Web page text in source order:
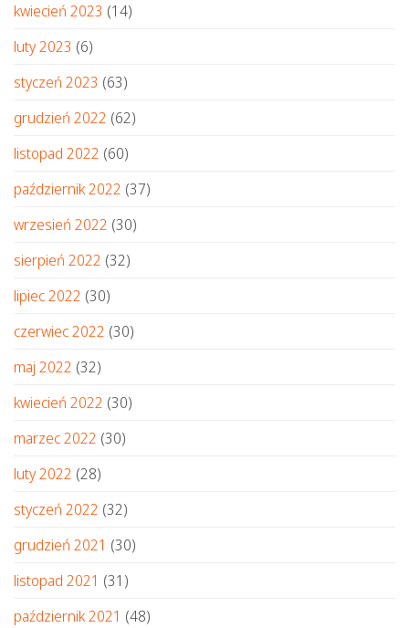
kwiecień 2023 (14)
luty 2023 (6)
styczeń 2023 (63)
grudzień 2022 (62)
listopad 2022 (60)
październik 2022 (37)
wrzesień 2022 (30)
sierpień 2022 (32)
lipiec 2022 (30)
czerwiec 2022 (30)
maj 2022 (32)
kwiecień 2022 (30)
marzec 2022 (30)
luty 2022 (28)
styczeń 2022 (32)
grudzień 2021 (30)
listopad 2021 (31)
październik 2021 (48)